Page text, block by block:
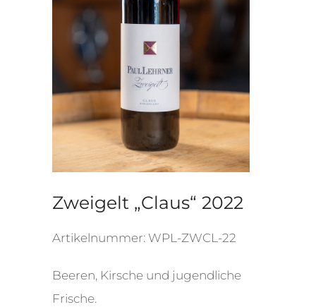
Zweigelt „Claus“ 2022
Artikelnummer: WPL-ZWCL-22
Beeren, Kirsche und jugendliche
Frische.